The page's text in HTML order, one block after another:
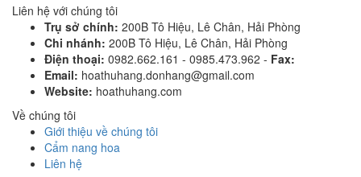
Liên hệ với chúng tôi
Trụ sở chính: 200B Tô Hiệu, Lê Chân, Hải Phòng
Chi nhánh: 200B Tô Hiệu, Lê Chân, Hải Phòng
Điện thoại: 0982.662.161 - 0985.473.962 - Fax:
Email: hoathuhang.donhang@gmail.com
Website: hoathuhang.com
Về chúng tôi
Giới thiệu về chúng tôi
Cẩm nang hoa
Liên hệ